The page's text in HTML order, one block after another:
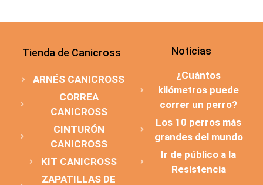
Tienda de Canicross
ARNÉS CANICROSS
CORREA
CANICROSS
CINTURÓN
CANICROSS
KIT CANICROSS
ZAPATILLAS DE
Noticias
¿Cuántos
kilómetros puede
correr un perro?
Los 10 perros más
grandes del mundo
Ir de público a la
Resistencia